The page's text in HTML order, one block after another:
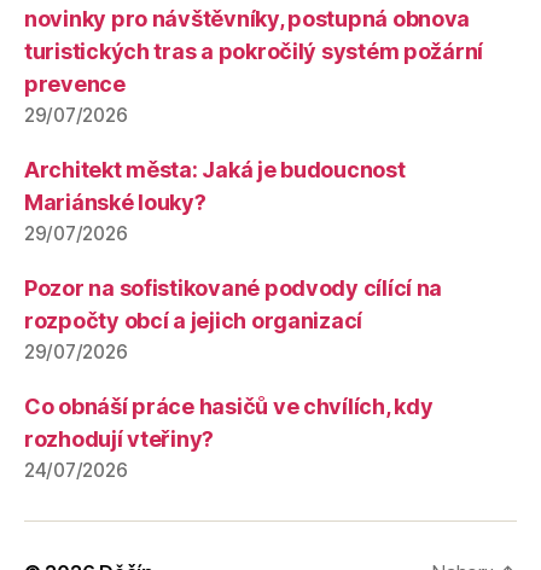
novinky pro návštěvníky, postupná obnova
turistických tras a pokročilý systém požární
prevence
29/07/2026
Architekt města: Jaká je budoucnost
Mariánské louky?
29/07/2026
Pozor na sofistikované podvody cílící na
rozpočty obcí a jejich organizací
29/07/2026
Co obnáší práce hasičů ve chvílích, kdy
rozhodují vteřiny?
24/07/2026